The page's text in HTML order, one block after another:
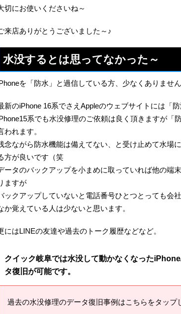
切にお使いくださいね～
来店ありがとうございました～♪
水没するとは思ってなかった～
を「防水」と過信している方、少なくありません
新のiPhone 16系でさえAppleのウェブサイトには「
系でも水没修理のご依頼は良く頂きますが「
われます。
念ながら防水機能は備えてない、と受け止めて水場
方が良いです（笑
ータのバックアップを小まめに取っていれば他の端
ますが
ックアップしていないと電話番号ひとつとっても会
か覚えている人は少ないと思います。
にはLINEの友達や過去のトーク履歴などなど。
クイック岐阜では水没して動かなくなった
タ復旧が可能です。
過去の水没修理のデータ復旧事例はこちらをタップ